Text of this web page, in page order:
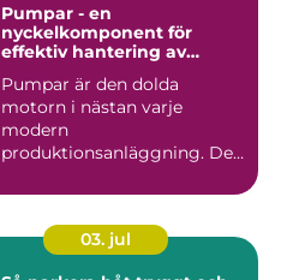
Pumpar - en
nyckelkomponent för
effektiv hantering av
Pumpar är den dolda
motorn i nästan varje
modern
produktionsanläggning. De
03. jul